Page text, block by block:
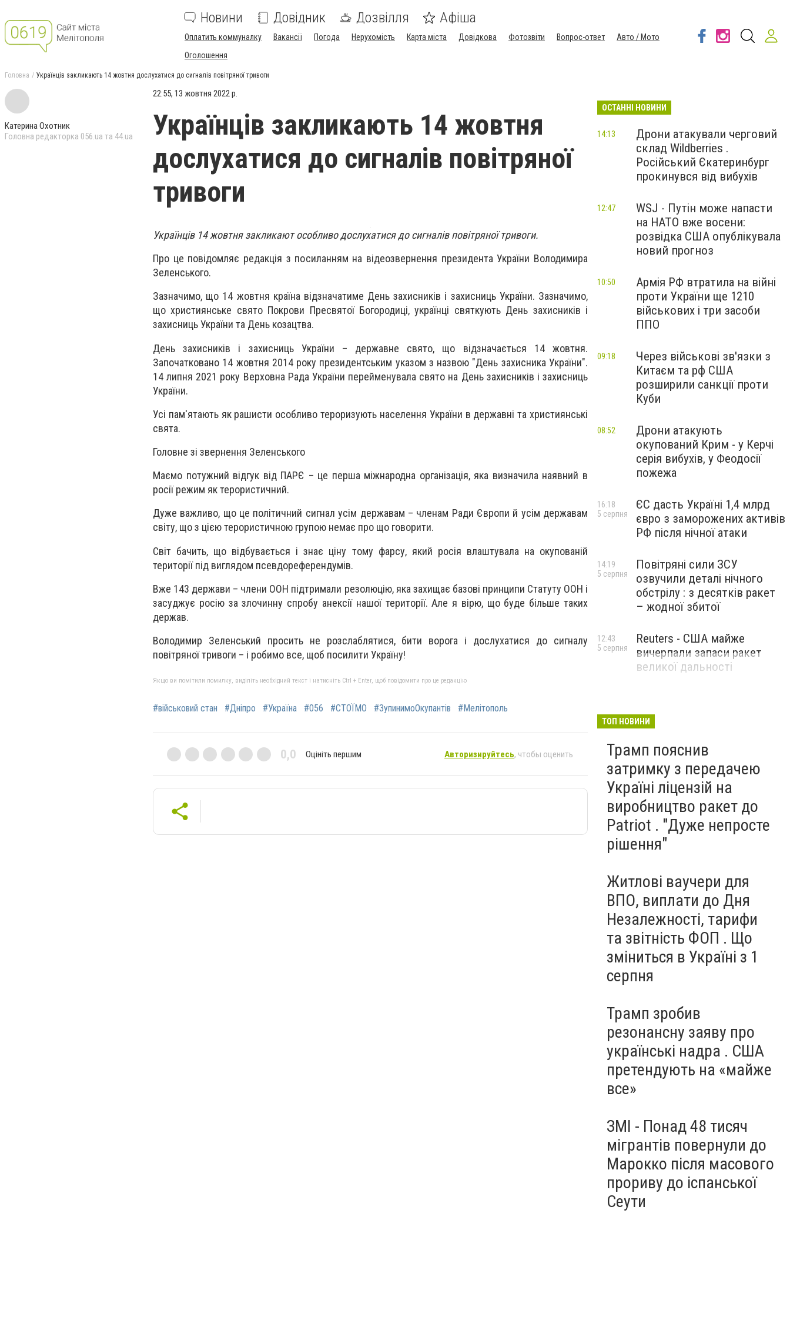
Новини Довідник Дозвілля Афіша
Оплатить коммуналку Вакансії Погода Нерухомість Карта міста Довідкова Фотозвіти Вопрос-ответ
Авто / Мото
Оголошення
Головна Українців закликають 14 жовтня дослухатися до сигналів повітряної тривоги
Катерина Охотник
Головна редакторка 056.ua та 44.ua
22:55, 13 жовтня 2022 р.
Українців закликають 14 жовтня
дослухатися до сигналів повітряної
тривоги
Українців 14 жовтня закликают особливо дослухатися до сигналів повітряної тривоги.
Про це повідомляє редакція з посиланням на відеозвернення президента України Володимира
Зеленського.
Зазначимо, що 14 жовтня країна відзначатиме День захисників і захисниць України. Зазначимо,
що християнське свято Покрови Пресвятої Богородиці, українці святкують День захисників і
захисниць України та День козацтва.
День захисників і захисниць України – державне свято, що відзначається 14 жовтня.
Започатковано 14 жовтня 2014 року президентським указом з назвою "День захисника України".
14 липня 2021 року Верховна Рада України перейменувала свято на День захисників і захисниць
України.
Усі пам'ятають як рашисти особливо тероризують населення України в державні та християнські
свята.
Головне зі звернення Зеленського
Маємо потужний відгук від ПАРЄ – це перша міжнародна організація, яка визначила наявний в
росії режим як терористичний.
Дуже важливо, що це політичний сигнал усім державам – членам Ради Європи й усім державам
світу, що з цією терористичною групою немає про що говорити.
Світ бачить, що відбувається і знає ціну тому фарсу, який росія влаштувала на окупованій
території під виглядом псевдореферендумів.
Вже 143 держави – члени ООН підтримали резолюцію, яка захищає базові принципи Статуту ООН і
засуджує росію за злочинну спробу анексії нашої території. Але я вірю, що буде більше таких
держав.
Володимир Зеленський просить не розслаблятися, бити ворога і дослухатися до сигналу
повітряної тривоги – і робимо все, щоб посилити Україну!
Якщо ви помітили помилку, виділіть необхідний текст і натисніть Ctrl + Enter, щоб повідомити про це редакцію
#військовий стан #Дніпро #Україна #056 #СТОЇМО #ЗупинимоОкупантів #Мелітополь
0,0 Оцініть першим Авторизируйтесь, чтобы оценить
ОСТАННІ НОВИНИ
Дрони атакували черговий
склад Wildberries .
Російський Єкатеринбург
прокинувся від вибухів
14:13
WSJ - Путін може напасти
на НАТО вже восени:
розвідка США опублікувала
новий прогноз
12:47
Армія РФ втратила на війні
проти України ще 1210
військових і три засоби
ППО
10:50
Через військові зв'язки з
Китаєм та рф США
розширили санкції проти
Куби
09:18
Дрони атакують
окупований Крим - у Керчі
серія вибухів, у Феодосії
пожежа
08:52
ЄС дасть Україні 1,4 млрд
євро з заморожених активів
РФ після нічної атаки
16:18
5 серпня
Повітряні сили ЗСУ
озвучили деталі нічного
обстрілу : з десятків ракет
– жодної збитої
14:19
5 серпня
Reuters - США майже
вичерпали запаси ракет
великої дальності
12:43
5 серпня
ТОП НОВИНИ
Трамп пояснив
затримку з передачею
Україні ліцензій на
виробництво ракет до
Patriot . "Дуже непросте
рішення"
Житлові ваучери для
ВПО, виплати до Дня
Незалежності, тарифи
та звітність ФОП . Що
зміниться в Україні з 1
серпня
Трамп зробив
резонансну заяву про
українські надра . США
претендують на «майже
все»
ЗМІ - Понад 48 тисяч
мігрантів повернули до
Марокко після масового
прориву до іспанської
Сеути